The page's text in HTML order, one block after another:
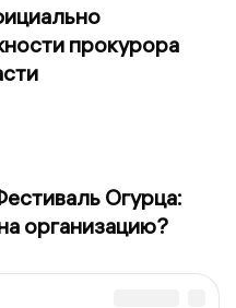
прокурора
Огурца:
организацию?